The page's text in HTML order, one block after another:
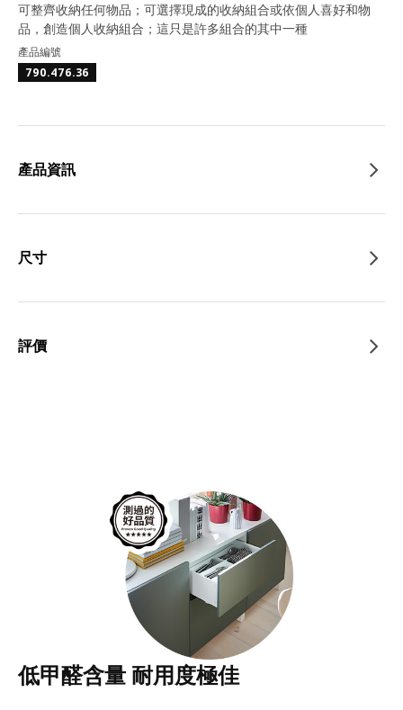
可整齊收納任何物品；可選擇現成的收納組合或依個人喜好和物
品，創造個人收納組合；這只是許多組合的其中一種
產品編號
790.476.36
產品資訊
尺寸
評價
低甲醛含量 耐用度極佳